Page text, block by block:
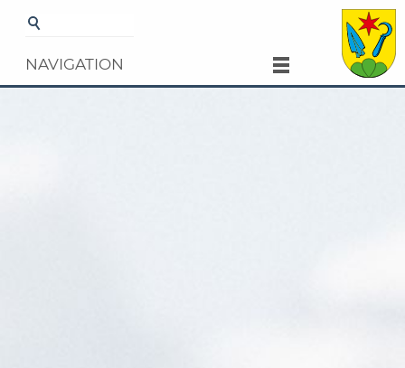
NAVIGATION
Startseite Details